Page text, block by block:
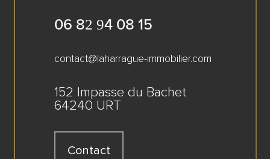
06 82 94 08 15
contact@laharrague-immobilier.com
152 Impasse du Bachet
64240 URT
Contact